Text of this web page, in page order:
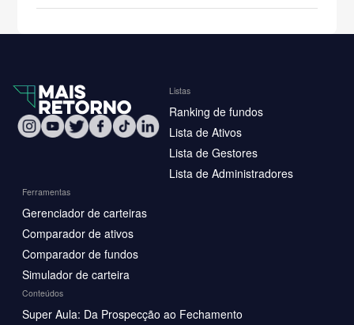
Listas
Ranking de fundos
Lista de Ativos
Lista de Gestores
Lista de Administradores
Ferramentas
Gerenciador de carteiras
Comparador de ativos
Comparador de fundos
Simulador de carteira
Conteúdos
Super Aula: Da Prospecção ao Fechamento